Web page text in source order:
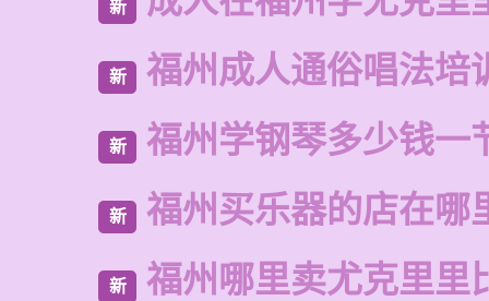
新
新 福州成人通俗唱法培
新 福州学钢琴多少钱一
新 福州买乐器的店在哪
新 福州哪里卖尤克里里